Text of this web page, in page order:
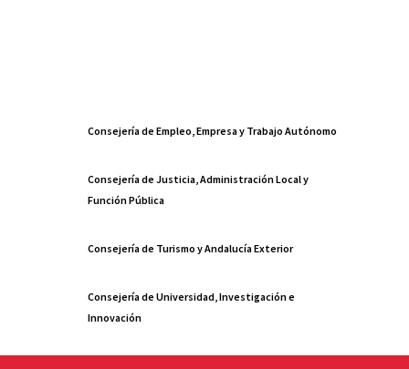
Consejería de Empleo, Empresa y Trabajo Autónomo
Consejería de Justicia, Administración Local y
Función Pública
Consejería de Turismo y Andalucía Exterior
Consejería de Universidad, Investigación e
Innovación